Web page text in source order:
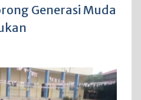
Generasi Muda